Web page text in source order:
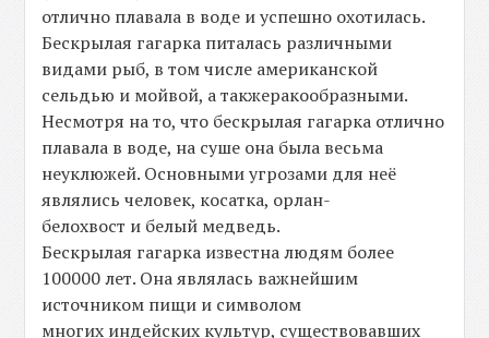
отлично плавала в воде и успешно охотилась.
Бескрылая гагарка питалась различными
видами рыб, в том числе американской
сельдью и мойвой, а такжеракообразными.
Несмотря на то, что бескрылая гагарка отлично
плавала в воде, на суше она была весьма
неуклюжей. Основными угрозами для неё
являлись человек, косатка, орлан-
белохвост и белый медведь.
Бескрылая гагарка известна людям более
100000 лет. Она являлась важнейшим
источником пищи и символом
многих индейских культур, существовавших